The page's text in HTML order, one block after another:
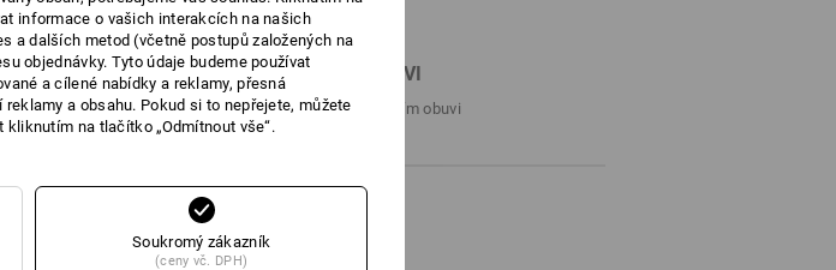
VYHLEDÁVAČ OBUVI
Ve 3 krocích k perfektním obuvi
informace o vašich interakcích na našich
a dalších metod (včetně postupů založených na
objednávky. Tyto údaje budeme používat
a cílené nabídky a reklamy, přesná
a obsahu. Pokud si to nepřejete, můžete
na tlačítko „Odmítnout vše“.
Soukromý zákazník
(ceny vč. DPH)